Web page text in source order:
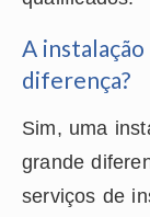
A
diferença?
Sim, uma
grande
serviços de